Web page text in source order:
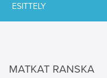
ESITTELY
MATKAT RANSKA